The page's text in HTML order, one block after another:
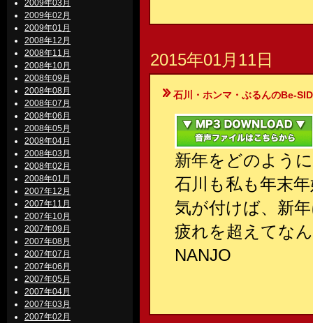
2009年03月
2009年02月
2009年01月
2008年12月
2008年11月
2008年10月
2008年09月
2008年08月
2008年07月
2008年06月
2008年05月
2008年04月
2008年03月
2008年02月
2008年01月
2007年12月
2007年11月
2007年10月
2007年09月
2007年08月
2007年07月
2007年06月
2007年05月
2007年04月
2007年03月
2007年02月
2015年01月11日
石川・ホンマ・ぶるんのBe-
新年をどのよう
石川も私も年末
気が付けば、新
疲れを超えてな
NANJO